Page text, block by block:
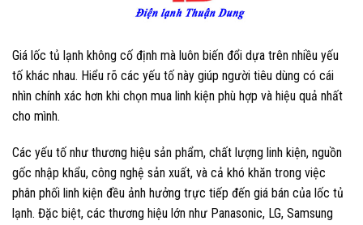
Giá lốc tủ lạnh không cố định mà luôn biến đổi dựa trên nhiều yếu
tố khác nhau. Hiểu rõ các yếu tố này giúp người tiêu dùng có cái
nhìn chính xác hơn khi chọn mua linh kiện phù hợp và hiệu quả nhất
cho mình.
Các yếu tố như thương hiệu sản phẩm, chất lượng linh kiện, nguồn
gốc nhập khẩu, công nghệ sản xuất, và cả khó khăn trong việc
phân phối linh kiện đều ảnh hưởng trực tiếp đến giá bán của lốc tủ
lạnh. Đặc biệt, các thương hiệu lớn như Panasonic, LG, Samsung